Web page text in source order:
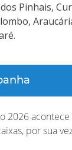
dos Pinhais,
2026
por sua